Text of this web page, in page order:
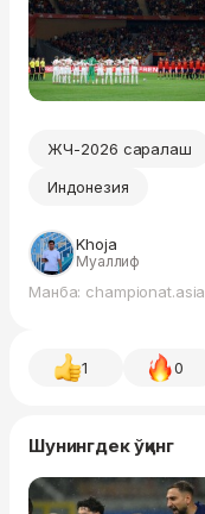
ЖЧ-2026 саралаш
Индонезия
Khoja
Муаллиф
Манба: championat.asia
1 0
Шунингдек ўқинг